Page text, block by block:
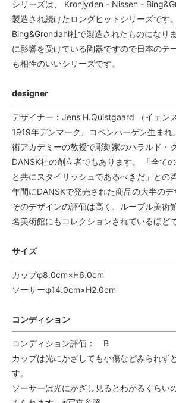
シリーズは、 Kronjyden - Nissen -
製造され続けたロングヒットシリーズです
Bing&Grondahl社で製造されたものになり
に影響を受けている陶器ですので日本のテ
も相性のいいシリーズです。
designer
デザイナー：Jens H.Quistgaard （イェン
1919年デンマーク、コペンハーゲン生まれ
術アカデミーの教授で彫刻家のハラルド・
DANSK社の創立者でもあります。 「全て
と共にスタイリッシュであるべきだ」との
年間にDANSKで発売された商品の大半のデ
そのデザインの評価は高く、ルーブル美術
名美術館にもコレクションされているほどで
サイズ
カップφ8.0cm×H6.0cm
ソーサーφ14.0cm×H2.0cm
コンディション
コンディション評価： B
カップは光にかざしても小傷などみられず
す。
ソーサーは光にかざし見るとわかるくらい